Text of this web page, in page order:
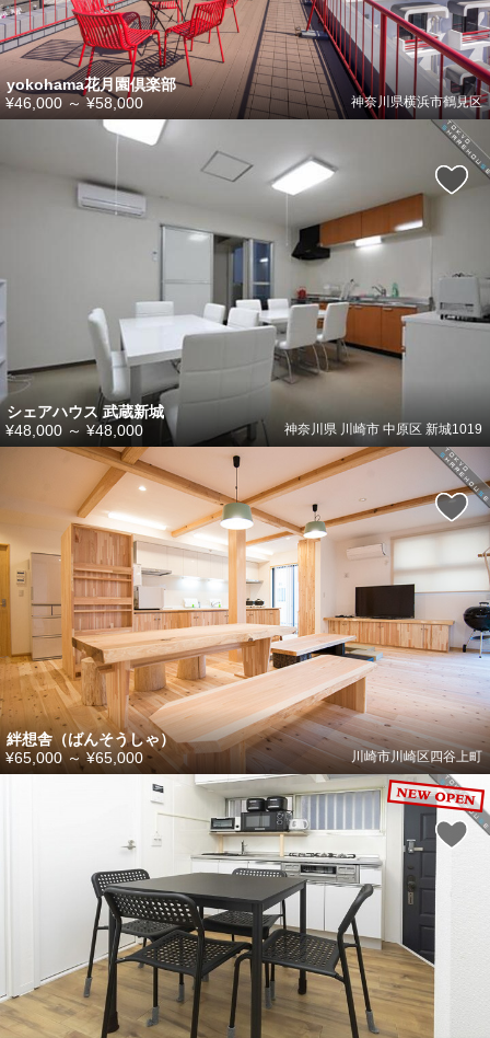
yokohama花月園倶楽部
神奈川県横浜市鶴見区
¥46,000 ～¥58,000
シェアハウス 武蔵新城
神奈川県 川崎市 中原区 新城1019
¥48,000 ～¥48,000
絆想舎（ばんそうしゃ）
川崎市川崎区四谷上町
¥65,000～¥65,000